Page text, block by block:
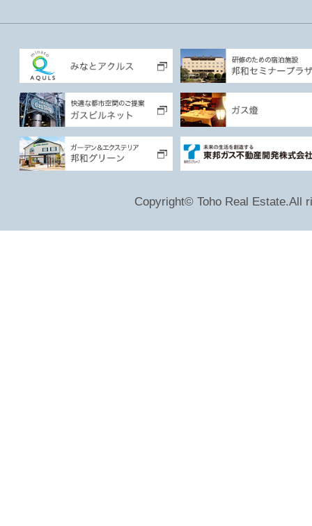
Copyright© Toho Real Estate.All